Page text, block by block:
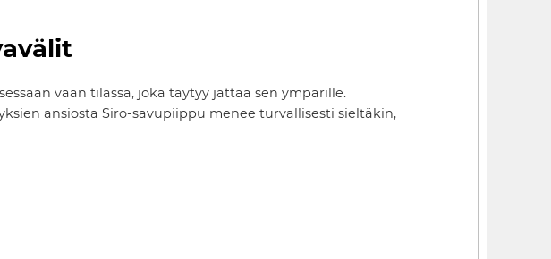
vaan tilassa, joka täytyy jättää sen ympärille.
ansiosta Siro-savupiippu menee turvallisesti sieltäkin,